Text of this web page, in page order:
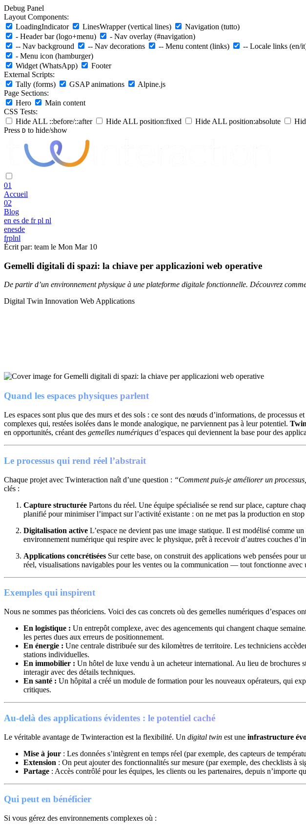
Debug Panel
Layout Components:
LoadingIndicator
LinesWrapper (vertical lines)
Navigation (tutto)
- Header bar (logo+menu)
- Nav overlay (#navigation)
-- Nav background
-- Nav decorations -- Menu content (links)
-- Locale links (en/
- Menu icon (hamburger)
Widget (WhatsApp)
Footer
External Scripts:
Tally (forms)
GSAP animations
Alpine.js
Page Sections:
Hero
Main content
CSS Tests:
Hide ALL ::before/::after
Hide ALL position:fixed Hide ALL position:absolute
Press D to hide/show
01
Accueil
02
Blog
en es de fr pl nl
enesde
frplnl
Écrit par: team le Mon Mar 10
Gemelli digitali di spazi: la chiave per applicazioni web operative
De partir d’un environnement physique à une plateforme digitale fonctionnelle. Découvrez
Digital Twin Innovation Web Applications
Quand les espaces physiques parlent
Les espaces sont plus que des murs et des sols : ce sont des nœuds d’informations, de
complexes qui, restées isolées dans le monde analogique, ne parviennent pas à leur potentiel.
en opportunités, créant des gemelles numériques d’espaces qui deviennent la base pour des
Le processus qui rend réel l’abstrait
Chaque projet avec Twinteraction naît d’une question : “Comment puis-je améliorer un
clés :
Capture structurée Partons du réel. Une équipe spécialisée se rend sur place, capture
planifié pour minimiser l’impact sur l’activité existante : on ne met pas la production en
Digitalisation active L’espace ne devient pas une image statique. Il est modélisé comme un
environnement numérique qui respire avec le physique, prêt à recevoir d’autres couches
Applications concrétisées Sur cette base, on construit des applications web pensées pour
réel, visualisations navigables pour les ventes ou la communication — tout fonctionne avec
Exemples qui inspirent
Nous ne sommes pas théoriciens. Voici des cas concrets où des gemelles numériques d’espaces
En logistique : Un entrepôt complexe, avec des agencements qui changent chaque
les pertes dues aux erreurs de positionnement.
En énergie : Une centrale distribuée sur des kilomètres de territoire. Les techniciens
stations individuelles.
En immobilier : Un hôtel de luxe vendu à un acheteur international. Au lieu de brochures
interagir avec des détails techniques.
En santé : Un hôpital a créé un module de formation pour les nouveaux opérateurs, qui
critiques.
Au-delà des applications évidentes : le potentiel caché
Le véritable avantage de Twinteraction est la flexibilité. Un digital twin est une infrastructure
Mise à jour : Les données s’intègrent en temps réel (par exemple, des capteurs de
Extension : On peut ajouter des fonctionnalités sur mesure (par exemple, des checklists à
Partage : Accès contrôlé pour les équipes, les clients ou les partenaires, depuis n’importe
Qui peut en bénéficier
Si vous gérez des environnements complexes où :